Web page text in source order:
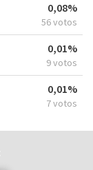
0,08%
56 votos
0,01%
9 votos
0,01%
7 votos